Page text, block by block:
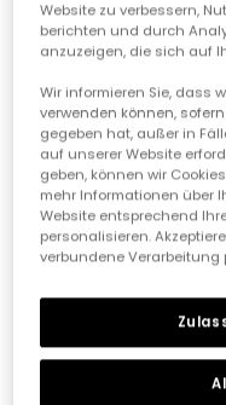
Strickjacke
35,95 €
17,95 €
Website zu verbessern,
berichten und durch
anzuzeigen, die sich auf
Wir informieren Sie, dass
verwenden können,
gegeben hat, außer in
auf unserer Website
geben, können wir
mehr Informationen über
Website entsprechend
personalisieren.
verbundene Verarbeitung